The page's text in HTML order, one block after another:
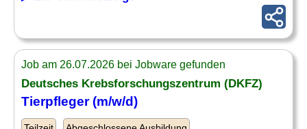
Job am 26.07.2026 bei Jobware gefunden
Deutsches Krebsforschungszentrum (DKFZ)
Tierpfleger (m/w/d)